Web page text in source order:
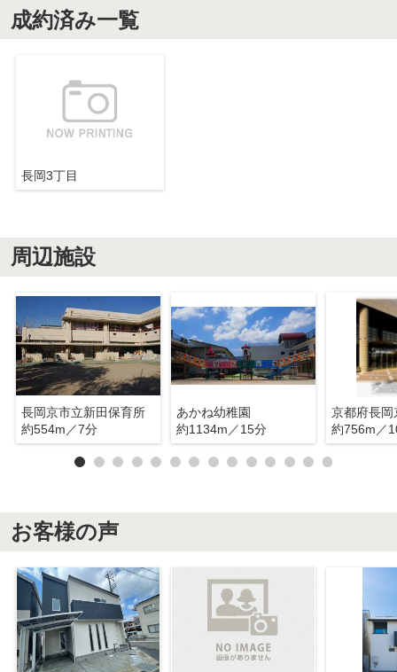
成約済み一覧
長岡3丁目
周辺施設
長岡京市立新田保育所
約554m／7分
あかね幼稚園
約1134m／15分
約756m／
お客様の声